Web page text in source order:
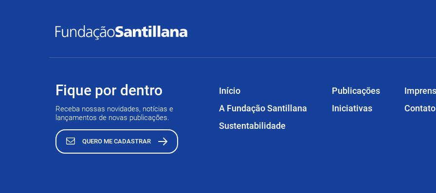
Fique por dentro
Receba nossas novidades, notícias e
lançamentos de novas publicações.
QUERO ME CADASTRAR
Início
A Fundação Santillana
Sustentabilidade
Publicações
Iniciativas
Contato